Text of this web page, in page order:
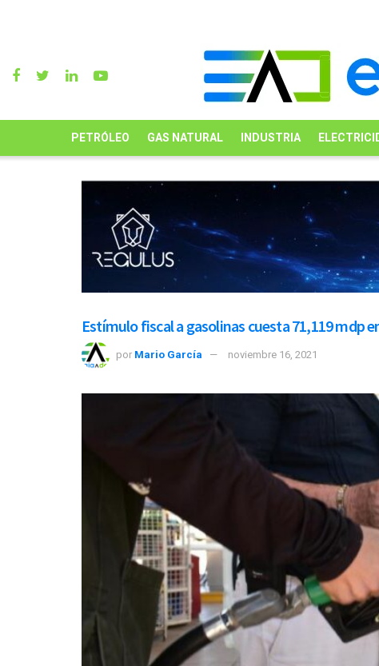
PETRÓLEO GAS NATURAL INDUSTRIA
Estímulo fiscal a gasolinas cuesta 71,119 mdp
por Mario García noviembre 16, 2021